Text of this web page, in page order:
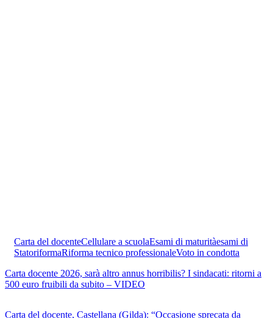
Carta del docenteCellulare a scuolaEsami di maturitàesami di
StatoriformaRiforma tecnico professionaleVoto in condotta
Carta docente 2026, sarà altro annus horribilis? I sindacati: ritorni a
500 euro fruibili da subito – VIDEO
Carta del docente, Castellana (Gilda): “Occasione sprecata da